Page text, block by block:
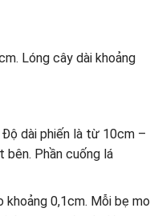
Lóng cây dài khoảng
dài phiến là từ 10cm –
bên. Phần cuống lá
khoảng 0,1cm. Mỗi bẹ mo